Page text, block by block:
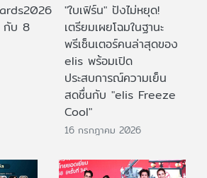
กับ 8
"ใบเฟิร์น" ปังไม่หยุด!
เตรียมเผยโฉมในฐานะ
พรีเซ็นเตอร์คนล่าสุดของ
elis พร้อมเปิด
ประสบการณ์ความเย็น
สดชื่นกับ "elis Freeze
Cool"
16 กรกฎาคม 2026